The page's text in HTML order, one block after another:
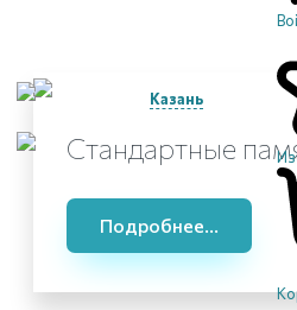
Казань
Стандартные
Подробнее...